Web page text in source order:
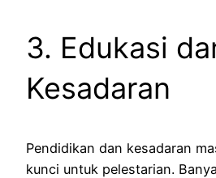
3. Edukasi
Kesadaran
Pendidikan dan kesadaran
kunci untuk pelestarian.